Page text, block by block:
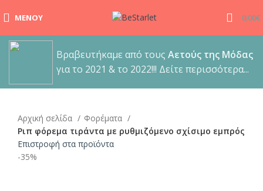
ΜΕΝΟΎ 0.00€
Βραβευτήκαμε από τους Αετούς της Μόδας
για το 2021 & το 2022!!! Δείτε περισσότερα...
Αρχική σελίδα
Φορέματα
Ριπ φόρεμα τιράντα με ρυθμιζόμενο σχίσιμο εμπρός
Επιστροφή στα προϊόντα
-35%